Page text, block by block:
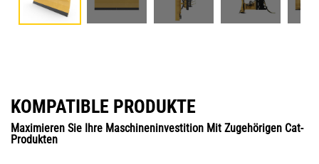
KOMPATIBLE PRODUKTE
Maximieren Sie Ihre Maschineninvestition Mit Zugehörigen Cat-
Produkten